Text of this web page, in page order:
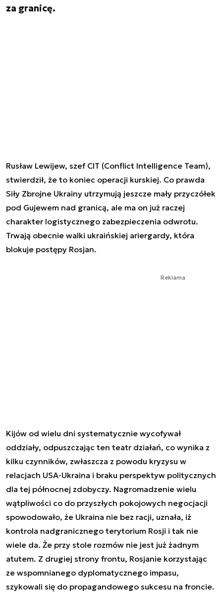
za granicę.
Rusław Lewijew, szef CIT (Conflict Intelligence Team),
stwierdził, że to koniec operacji kurskiej. Co prawda
Siły Zbrojne Ukrainy utrzymują jeszcze mały przyczółek
pod Gujewem nad granicą, ale ma on już raczej
charakter logistycznego zabezpieczenia odwrotu.
Trwają obecnie walki ukraińskiej ariergardy, która
blokuje postępy Rosjan.
Reklama
Kijów od wielu dni systematycznie wycofywał
oddziały, odpuszczając ten teatr działań, co wynika z
kilku czynników, zwłaszcza z powodu kryzysu w
relacjach USA-Ukraina i braku perspektyw politycznych
dla tej północnej zdobyczy. Nagromadzenie wielu
wątpliwości co do przyszłych pokojowych negocjacji
spowodowało, że Ukraina nie bez racji, uznała, iż
kontrola nadgranicznego terytorium Rosji i tak nie
wiele da. Że przy stole rozmów nie jest już żadnym
atutem. Z drugiej strony frontu, Rosjanie korzystając
ze wspomnianego dyplomatycznego impasu,
szykowali się do propagandowego sukcesu na froncie.